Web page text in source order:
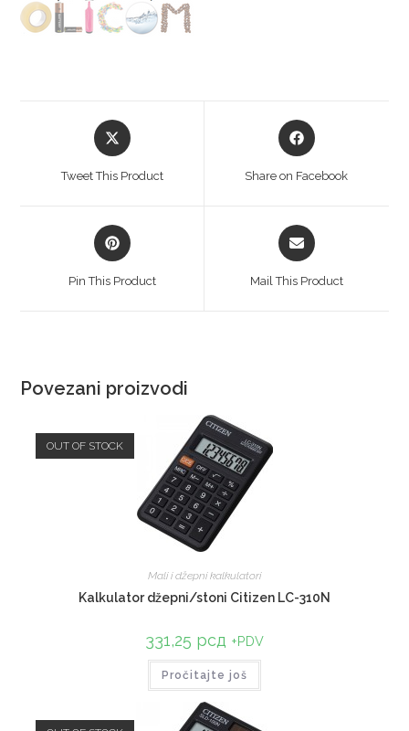
Tweet This Product Share on Facebook
Pin This Product Mail This Product
Povezani proizvodi
OUT OF STOCK
Mali i džepni kalkulatori
Kalkulator džepni/stoni Citizen LC-310N
331,25 рсд +PDV
Pročitajte još